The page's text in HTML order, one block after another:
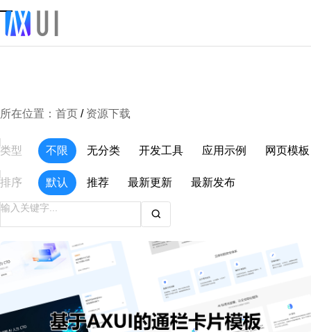
所在位置： 首页 / 资源下载
类型 不限 无分类 开发工具 应用示例 网页模板
排序 默认 推荐 最新更新 最新发布